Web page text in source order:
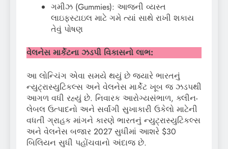
ગમીઝ (Gummies): આજની વ્યસ્ત
લાઇફસ્ટાઇલ માટે ગમે ત્યાં સાથે રાખી શકાય
તેવું પોષણ
વેલનેસ માર્કેટના ઝડપી વિકાસનો લાભ:
આ લોન્ચિંગ એવા સમયે થયું છે જ્યારે ભારતનું
ન્યુટ્રાસ્યુટિકલ્સ અને વેલનેસ માર્કેટ ખૂબ જ ઝડપથી
આગળ વધી રહ્યું છે. નિવારક આરોગ્યસંભાળ, ક્લીન-
લેબલ ઉત્પાદનો અને સર્વાંગી સુખાકારી ઉકેલો માટેની
વધતી ગ્રાહક માંગને કારણે ભારતનું ન્યુટ્રાસ્યુટિકલ્સ
અને વેલનેસ બજાર 2027 સુધીમાં આશરે $30
બિલિયન સુધી પહોંચવાનો અંદાજ છે.